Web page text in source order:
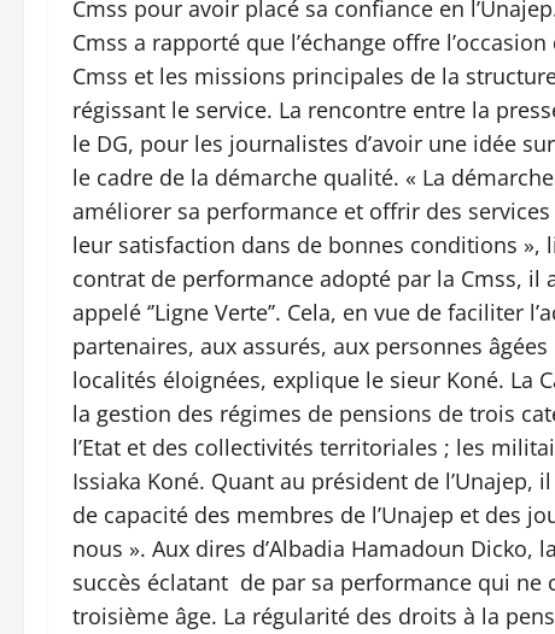
Cmss pour avoir placé sa confiance en
Cmss a rapporté que l’échange offre
Cmss et les missions principales de la
régissant le service. La rencontre entre la
le DG, pour les journalistes d’avoir une idée
le cadre de la démarche qualité. « La
améliorer sa performance et offrir des
leur satisfaction dans de bonnes conditions »,
contrat de performance adopté par la Cmss,
appelé ‘’Ligne Verte’’. Cela, en vue de faciliter
partenaires, aux assurés, aux personnes
localités éloignées, explique le sieur Koné. La
la gestion des régimes de pensions de trois
l’Etat et des collectivités territoriales ; les
Issiaka Koné. Quant au président de
de capacité des membres de l’Unajep et des
nous ». Aux dires d’Albadia Hamadoun Dicko,
succès éclatant de par sa performance qui ne
troisième âge. La régularité des droits à la